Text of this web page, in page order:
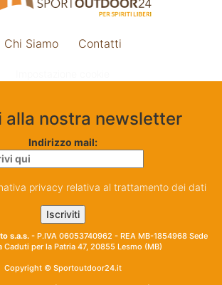
Chi Siamo Contatti
alla nostra newsletter
Indirizzo mail:
privacy relativa al trattamento dei dati
s.a.s. - P.IVA 06053740962 - REA MB-1854968 Sede
Caduti per la Patria 47, 20855 Lesmo (MB)
Copyright © Sportoutdoor24.it